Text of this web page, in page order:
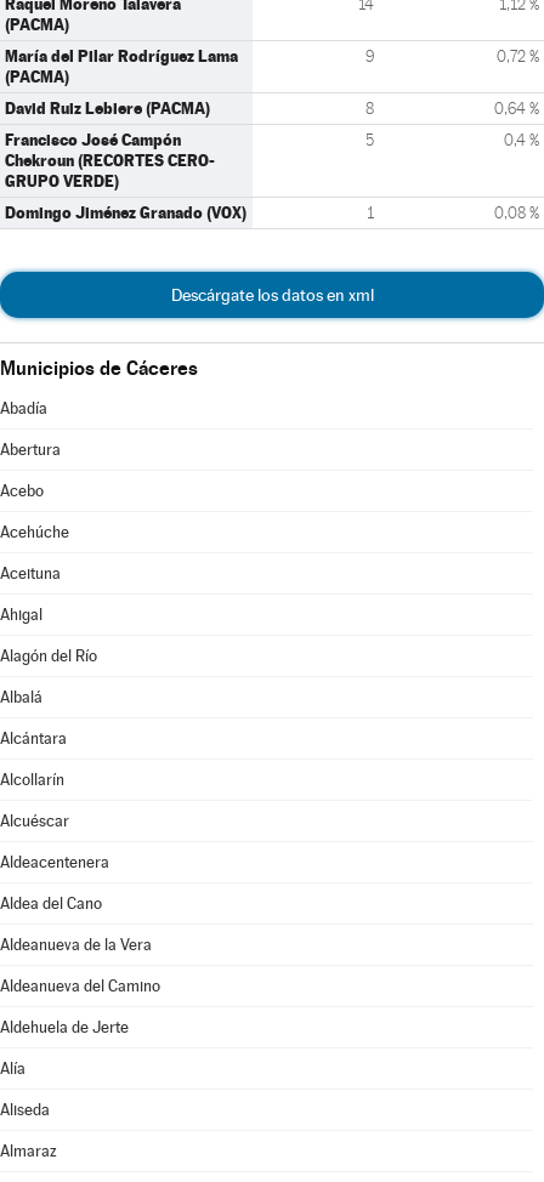
(PACMA)
14 1,12 %
María del Pilar Rodríguez Lama
(PACMA)
9 0,72 %
David Ruiz Lebiere (PACMA) 8 0,64 %
Francisco José Campón
Chekroun (RECORTES CERO-
GRUPO VERDE)
5 0,4 %
Domingo Jiménez Granado (VOX) 1 0,08 %
Descárgate los datos en xml
Municipios de Cáceres
Abadía
Abertura
Acebo
Acehúche
Aceituna
Ahigal
Alagón del Río
Albalá
Alcántara
Alcollarín
Alcuéscar
Aldeacentenera
Aldea del Cano
Aldeanueva de la Vera
Aldeanueva del Camino
Aldehuela de Jerte
Alía
Aliseda
Almaraz